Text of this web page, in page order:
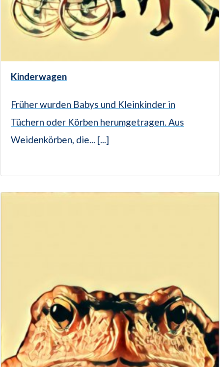
Kinderwagen
Früher wurden Babys und Kleinkinder in
Tüchern oder Körben herumgetragen. Aus
Weidenkörben, die... [...]